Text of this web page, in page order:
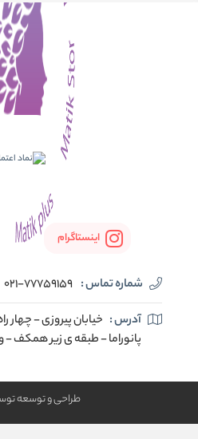
اینستاگرام
شماره تماس : 021-77759159
آدرس : خیابان پیروزی - چهار
پانوراما - طبقه ی زیر همکف -
طراحی و توسعه